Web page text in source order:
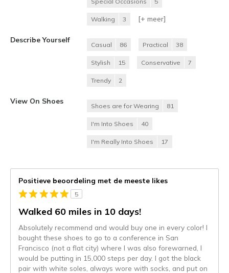
Walking 3 [+ meer]
Describe Yourself
Casual 86 Practical 38
Stylish 15 Conservative 7
Trendy 2
View On Shoes
Shoes are for Wearing 81
I'm Into Shoes 40
I'm Really Into Shoes 17
Positieve beoordeling met de meeste likes
5
Walked 60 miles in 10 days!
Absolutely recommend and would buy one in every color! I
bought these shoes to go to a conference in San
Francisco (not a flat city) where I was also forewarned, I
would be putting in 15,000 steps per day. I got the black
pair with white soles, always wore with socks, and put on